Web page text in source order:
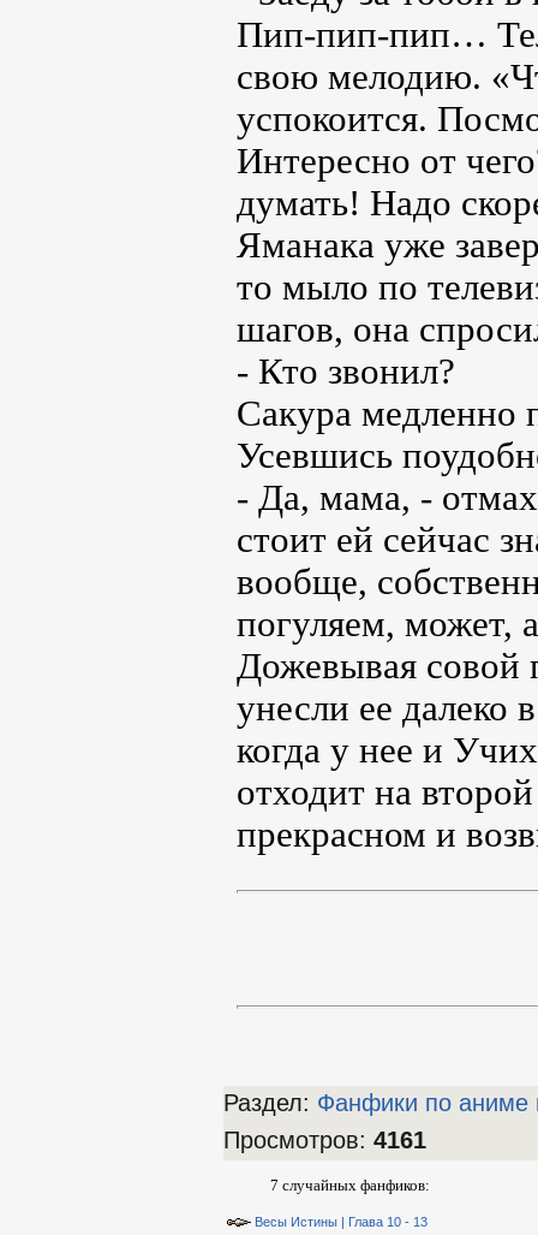
Пип-пип-пип…
свою мелодию.
успокоится.
Интересно от
думать! Надо
Яманака уже
то мыло по
шагов, она
- Кто звонил?
Сакура медленно
Усевшись
- Да, мама, -
стоит ей сейчас
вообще,
погуляем, может,
Дожевывая совой
унесли ее далеко
когда у нее и
отходит на
прекрасном и
Раздел: Фанфики по аниме
Просмотров: 4161
7 случайных фанфиков:
Весы Истины | Глава 10 - 13